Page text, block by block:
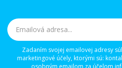
Zadaním svojej emailovej adresy
marketingové účely, ktorými sú:
osobným emailom za účelom